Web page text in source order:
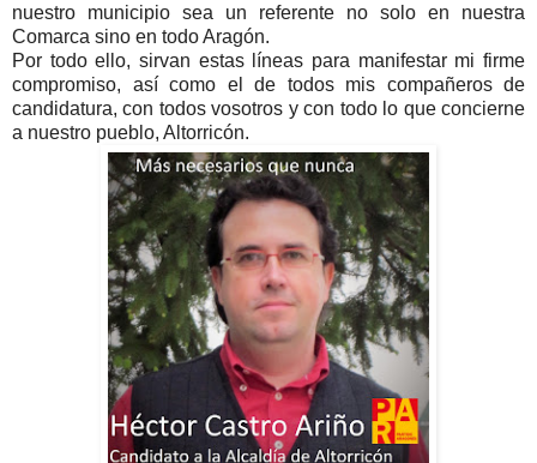
nuestro municipio sea un referente no solo en nuestra
Comarca sino en todo Aragón.
Por todo ello, sirvan estas líneas para manifestar mi firme
compromiso, así como el de todos mis compañeros de
candidatura, con todos vosotros y con todo lo que concierne
a nuestro pueblo, Altorricón.